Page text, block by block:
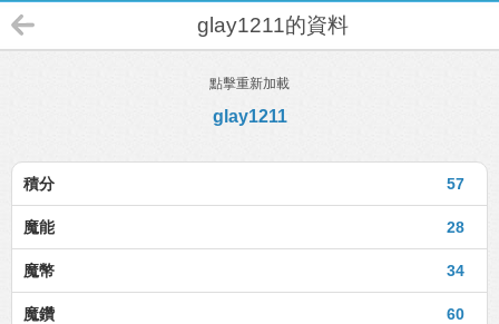
glay1211的資料
點擊重新加載
glay1211
57
積分
28
魔能
34
魔幣
60
魔鑽